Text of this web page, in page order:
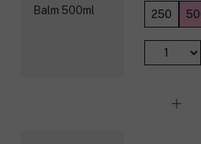
näringsämnen som gör håret
håret starkare, glansigare och
250